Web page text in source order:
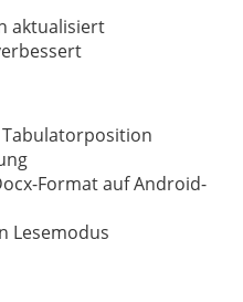
aktualisiert
Format auf Android-
Lesemodus